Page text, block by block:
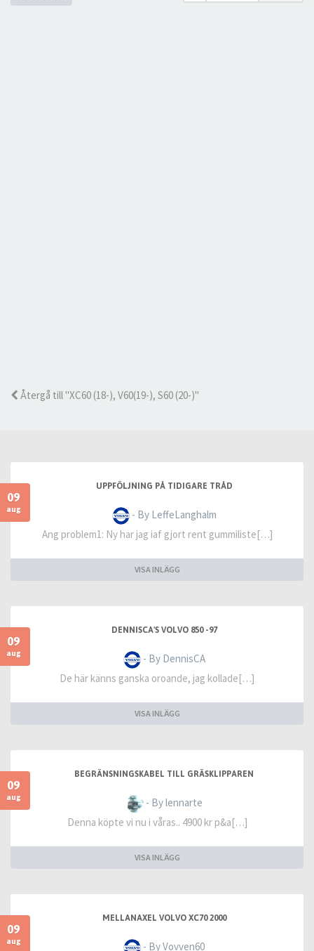
Återgå till "XC60 (18-), V60(19-), S60 (20-)"
09
aug
UPPFÖLJNING PÅ TIDIGARE TRÅD
- By LeffeLanghalm
Ang problem1: Ny har jag iaf gjort rent gummiliste[…]
VISA INLÄGG
09
aug
DENNISCA'S VOLVO 850 -97
- By DennisCA
De här känns ganska oroande, jag kollade[…]
VISA INLÄGG
09
aug
BEGRÄNSNINGSKABEL TILL GRÄSKLIPPAREN
- By lennarte
Denna köpte vi nu i våras.. 4900 kr p&a[…]
VISA INLÄGG
09
aug
MELLANAXEL VOLVO XC70 2000
- By Vovven60